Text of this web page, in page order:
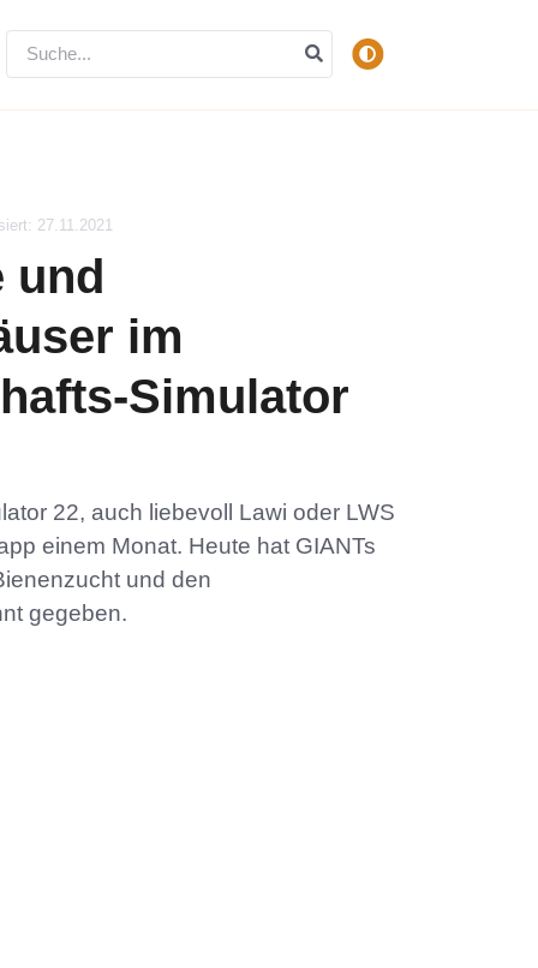
27.11.2021
und
im
Simulator
22, auch liebevoll Lawi oder LWS
einem Monat. Heute hat GIANTs
und den
gegeben.